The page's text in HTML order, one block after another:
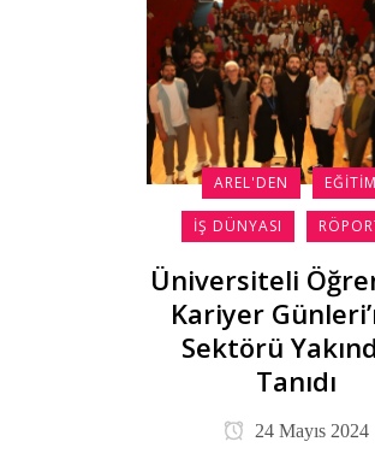
AREL'DEN EĞITIM
İŞ DÜNYASI
Üniversiteli
Kariyer
Sektörü
Tanıdı
24 Mayıs 2024